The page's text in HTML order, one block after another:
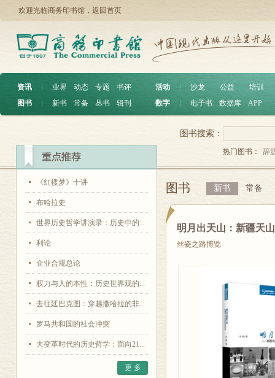
欢迎光临商务印书馆， 返回首页
资讯 ︱ 业界 动态 专题
书评
图书
︱ 新书 常备 丛书 辑刊
活动 沙龙 公益
培训
数字
电子书 数据库 APP
《红楼梦》十讲
布哈拉史
世界历史哲学讲演录：历史中的...
利论
企业合规总论
权力与人的本性：历史世界观的...
去往廷巴克图：穿越撒哈拉的非...
罗马共和国的社会冲突
大变革时代的历史哲学：面向21...
更 多
图书搜索：
热门图书： 辞
图书 新书 常备
明月出天山：新疆天
丝瓷之路博览